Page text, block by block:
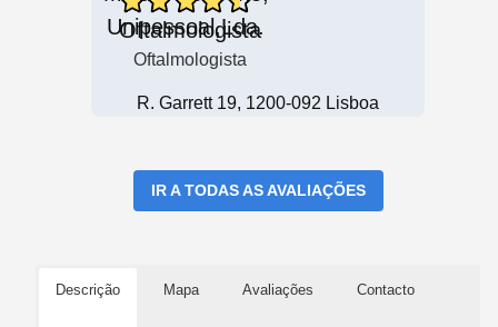
Oftalmologista
Oftalmologista
R. Garrett 19, 1200-092 Lisboa
IR A TODAS AS AVALIAÇÕES
Descrição Mapa Avaliações Contacto